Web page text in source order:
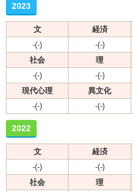
2023
文 経済
-(-)
-(-)
社会
理
-(-)
-(-)
現代心理
異文化
-(-)
-(-)
2022
文 経済
-(-)
-(-)
社会
理